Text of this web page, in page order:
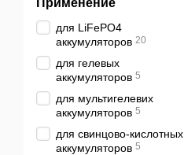
Применение
для LiFePO4
аккумуляторов 20
для гелевых
аккумуляторов 5
для мультигелевих
аккумуляторов 5
для свинцово-кислотных
аккумуляторов 5